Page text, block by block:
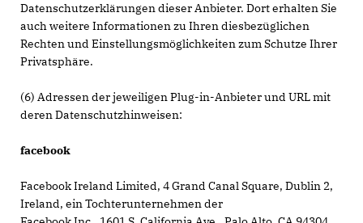
Datenschutzerklärungen dieser Anbieter. Dort erhalten Sie
auch weitere Informationen zu Ihren diesbezüglichen
Rechten und Einstellungsmöglichkeiten zum Schutze Ihrer
Privatsphäre.
(6) Adressen der jeweiligen Plug-in-Anbieter und URL mit
deren Datenschutzhinweisen:
facebook
Facebook Ireland Limited, 4 Grand Canal Square, Dublin 2,
Ireland, ein Tochterunternehmen der